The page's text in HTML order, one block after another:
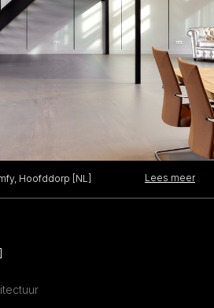
Hoofddorp [NL] Lees meer